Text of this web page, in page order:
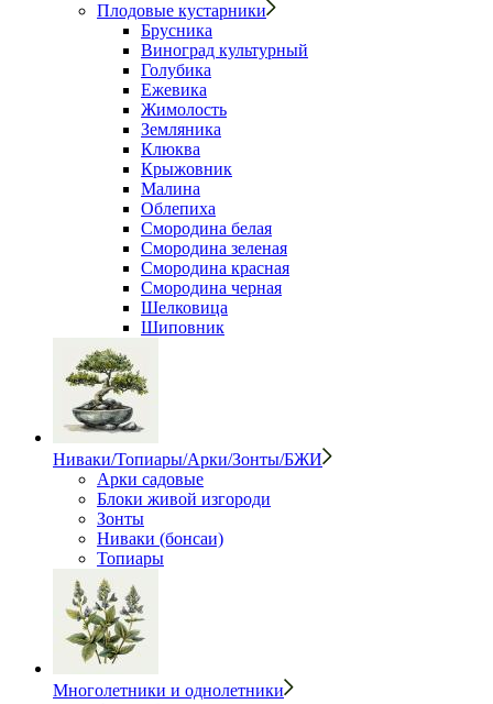
Плодовые кустарники
Брусника
Виноград культурный
Голубика
Ежевика
Жимолость
Земляника
Клюква
Крыжовник
Малина
Облепиха
Смородина белая
Смородина зеленая
Смородина красная
Смородина черная
Шелковица
Шиповник
Ниваки/Топиары/Арки/Зонты/БЖИ
Арки садовые
Блоки живой изгороди
Зонты
Ниваки (бонсаи)
Топиары
Многолетники и однолетники